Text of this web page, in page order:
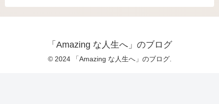
「Amazing な人生へ」のブログ
© 2024 「Amazing な人生へ」のブログ.